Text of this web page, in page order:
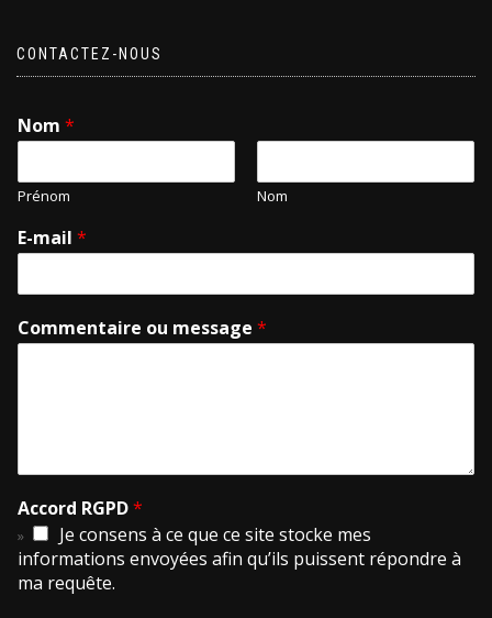
CONTACTEZ-NOUS
Nom *
Prénom Nom
E-mail *
Commentaire ou message *
Accord RGPD*
Je consens à ce que ce site stocke mes
informations envoyées afin qu’ils puissent répondre à
ma requête.